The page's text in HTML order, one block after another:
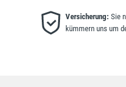
Versicherung: Sie
kümmern uns um